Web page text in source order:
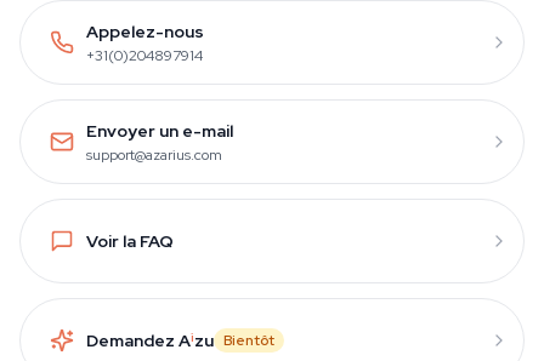
Appelez-nous
+31(0)204897914
Envoyer un e-mail
support@azarius.com
Voir la FAQ
Demandez Aizu Bientôt